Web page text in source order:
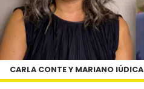
CARLA CONTE Y MARIANO IÚDICA